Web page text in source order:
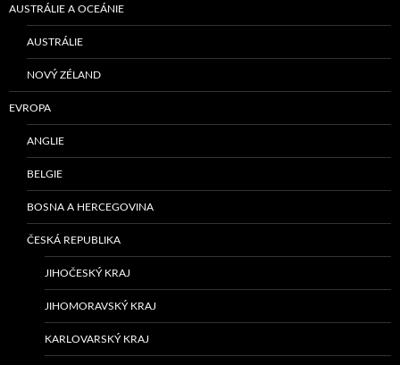
AUSTRÁLIE A OCEÁNIE
AUSTRÁLIE
NOVÝ ZÉLAND
EVROPA
ANGLIE
BELGIE
BOSNA A HERCEGOVINA
ČESKÁ REPUBLIKA
JIHOČESKÝ KRAJ
JIHOMORAVSKÝ KRAJ
KARLOVARSKÝ KRAJ